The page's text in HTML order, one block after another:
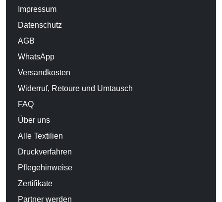
Impressum
Datenschutz
AGB
WhatsApp
Versandkosten
Widerruf, Retoure und Umtausch
FAQ
Über uns
Alle Textilien
Druckverfahren
Pflegehinweise
Zertifikate
Partner werden